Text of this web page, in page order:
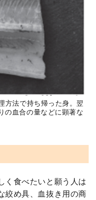
方法で持ち帰った身。翌
の血合の量などに顕著な
く食べたいと願う人は
絞め具、血抜き用の商